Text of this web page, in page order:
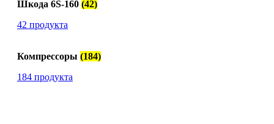
Шкода 6S-160 (42)
42 продукта
Компрессоры (184)
184 продукта